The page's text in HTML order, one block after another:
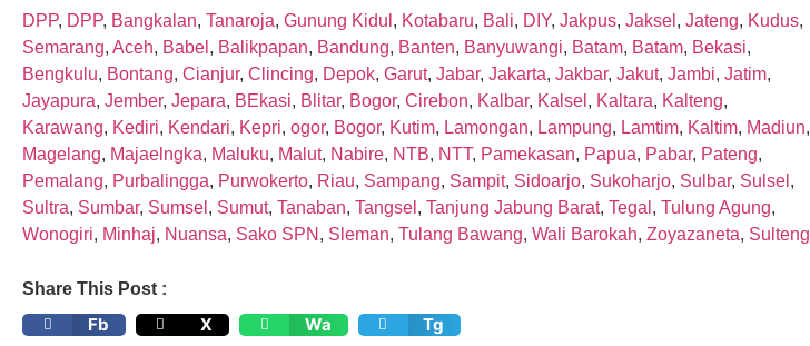
DPP, DPP, Bangkalan, Tanaroja, Gunung Kidul , Kotabaru, Bali, DIY, Jakpus, Jaksel , Jateng, Kudus,
Semarang, Aceh, Babel , Balikpapan, Bandung, Banten, Banyuwangi, Batam, Batam, Bekasi,
Bengkulu, Bontang, Cianjur, Clincing, Depok, Garut, Jabar, Jakarta, Jakbar, Jakut, Jambi, Jatim,
Jayapura, Jember, Jepara, BEkasi, Blitar, Bogor, Cirebon, Kalbar, Kalsel , Kaltara, Kalteng,
Karawang, Kediri, Kendari, Kepri, ogor, Bogor, Kutim, Lamongan, Lampung, Lamtim, Kaltim, Madiun,
Magelang, Majaelngka, Maluku, Malut, Nabire, NTB, NTT, Pamekasan, Papua, Pabar, Pateng,
Pemalang, Purbalingga, Purwokerto, Riau, Sampang, Sampit, Sidoarjo, Sukoharjo, Sulbar, Sulsel ,
Sultra, Sumbar, Sumsel , Sumut, Tanaban, Tangsel , Tanjung Jabung Barat, Tegal , Tulung Agung,
Wonogiri, Minhaj, Nuansa, Sako SPN , Sleman, Tulang Bawang, Wali Barokah, Zoyazaneta, Sulteng
Share This Post :
Fb X Wa Tg